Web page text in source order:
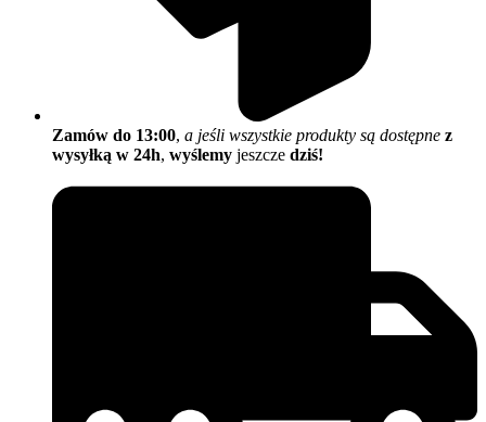
Zamów do 13:00, a jeśli wszystkie produkty są dostępne z
wysyłką w 24h, wyślemy jeszcze dziś!